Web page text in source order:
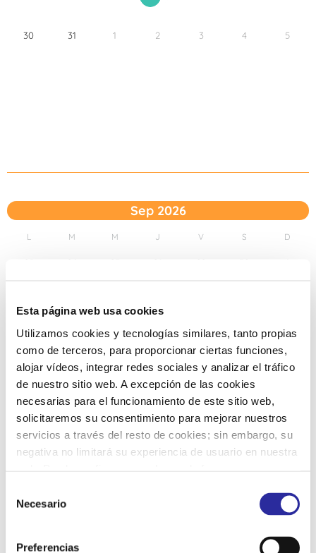
Esta página web usa cookies
Utilizamos cookies y tecnologías similares, tanto propias
como de terceros, para proporcionar ciertas funciones,
alojar vídeos, integrar redes sociales y analizar el tráfico
de nuestro sitio web. A excepción de las cookies
necesarias para el funcionamiento de este sitio web,
solicitaremos su consentimiento para mejorar nuestros
servicios a través del resto de cookies; sin embargo, su
negativa no limitará su experiencia de usuario en nuestra
más información, puede consultar nuestra
Política de
Necesario
Preferencias
30 31 1 2 3 4 5
Sep 2026
L M M J V S D
2
9 10 11 12 13 14
19
23 24 25 26 27 28 29